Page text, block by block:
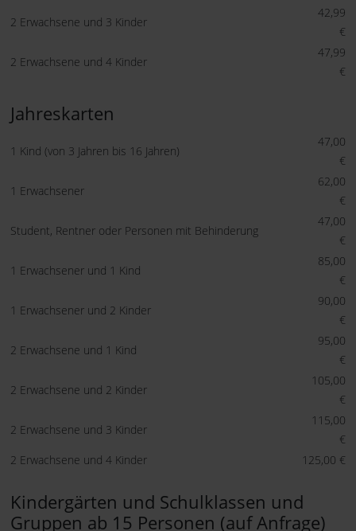
2 Erwachsene und 3 Kinder
42,99
€
2 Erwachsene und 4 Kinder
47,99
€
Jahreskarten
1 Kind (von 3 Jahren bis 16 Jahren)
47,00
€
1 Erwachsener
62,00
€
Student, Rentner oder Personen mit Behinderung
47,00
€
1 Erwachsener und 1 Kind
85,00
€
1 Erwachsener und 2 Kinder
90,00
€
2 Erwachsene und 1 Kind
95,00
€
2 Erwachsene und 2 Kinder
105,00
€
2 Erwachsene und 3 Kinder
115,00
€
2 Erwachsene und 4 Kinder
125,00 €
Kindergärten und Schulklassen und
Gruppen ab 15 Personen (auf Anfrage)